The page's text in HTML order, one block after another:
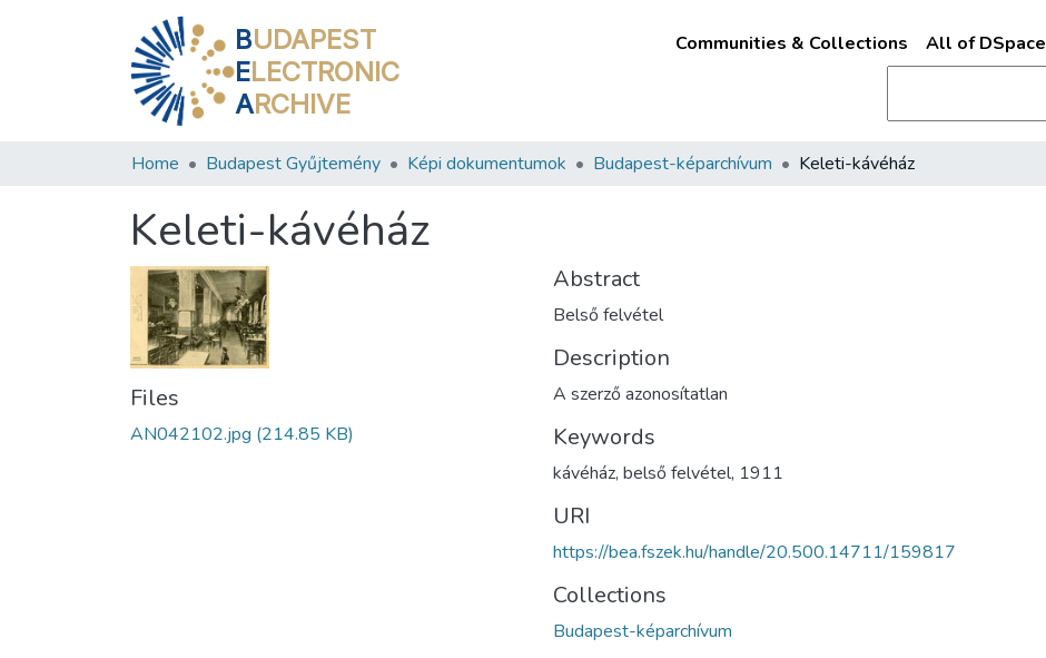
BUDAPEST
ELECTRONIC
ARCHIVE
Communities & Collections All of DSpace
Home Budapest Gyűjtemény Képi dokumentumok Budapest-képarchívum Keleti-kávéház
Keleti-kávéház
Files
AN042102.jpg (214.85 KB)
Abstract
Belső felvétel
Description
A szerző azonosítatlan
Keywords
kávéház, belső felvétel, 1911
URI
https://bea.fszek.hu/handle/20.500.14711/159817
Collections
Budapest-képarchívum